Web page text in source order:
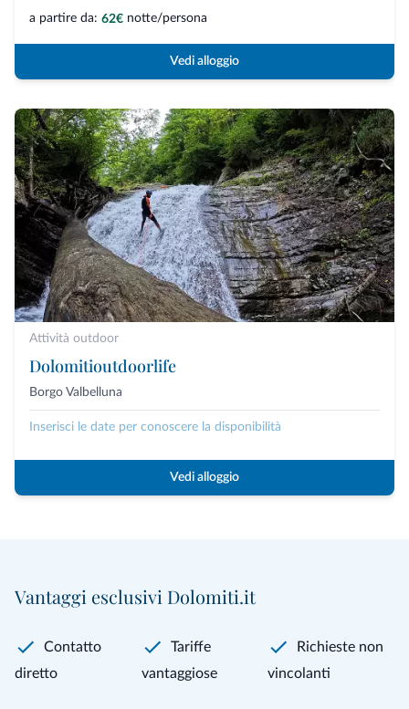
a partire da: 62€ notte/persona
Vedi alloggio
Attività outdoor
Dolomitioutdoorlife
Borgo Valbelluna
Inserisci le date per conoscere la disponibilità
Vedi alloggio
Vantaggi esclusivi Dolomiti.it
Contatto
diretto
Tariffe
vantaggiose
Richieste non
vincolanti